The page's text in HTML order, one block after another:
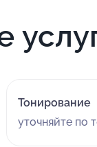
Тонирование
уточняйте по